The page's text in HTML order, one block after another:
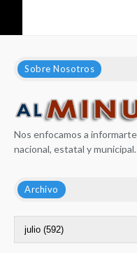
Sobre Nosotros
Nos enfocamos a
nacional, estatal y municipal.
Archivo